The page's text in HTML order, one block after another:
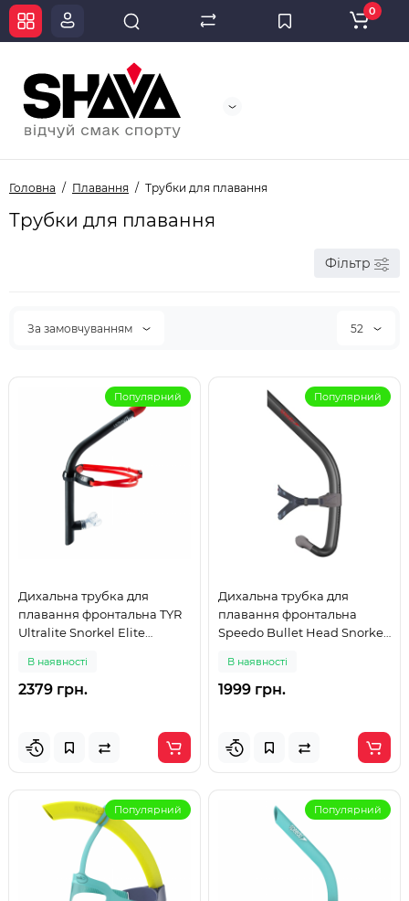
0
Головна Плавання Трубки для плавання
Трубки для плавання
Фільтр
За замовчуванням 52
Популярний
Дихальна трубка для
плавання фронтальна TYR
Ultralite Snorkel Elite
В наявності
2379 грн.
Популярний
Дихальна трубка для
плавання фронтальна
Speedo Bullet Head Snorkel
В наявності
1999 грн.
Популярний Популярний